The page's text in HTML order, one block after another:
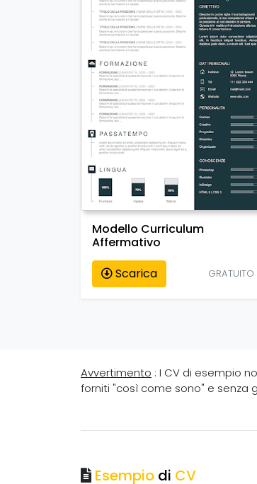
Modello Curriculum
Affermativo
Scarica
GRATUITO
Avvertimento : I CV di esempio
forniti "così come sono" e senza
Esempio di CV